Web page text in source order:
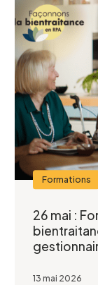
Formations
26 mai :
13 mai 2026
Je
et
la